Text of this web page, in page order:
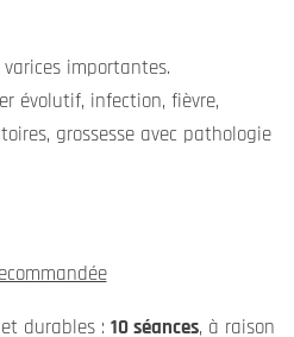
importantes.
évolutif, infection, fièvre,
grossesse avec pathologie
durables : 10 séances, à raison